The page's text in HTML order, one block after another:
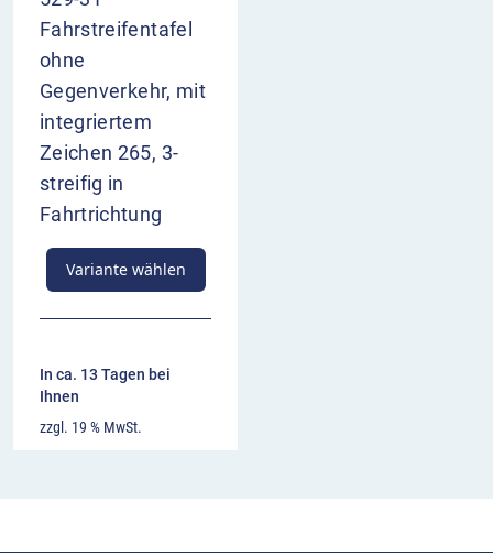
Fahrstreifentafel
ohne
Gegenverkehr, mit
integriertem
Zeichen 265, 3-
streifig in
Fahrtrichtung
Variante wählen
In ca. 13 Tagen bei
Ihnen
zzgl. 19 % MwSt.